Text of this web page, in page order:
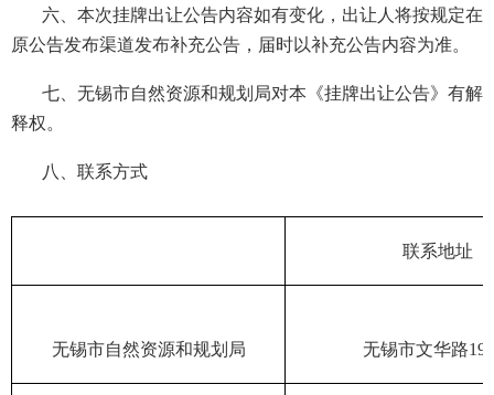
六 、本次挂牌出让公告内容如有变化，出让人将按规定在
原公告发布渠道发布补充公告，届时以补充公告内容为准。
七、无锡市自然资源和规划局对本《挂牌出让公告》有解
释权。
八、联系方式
联系地址
无锡市自然资源和规划局 无锡市文华路199